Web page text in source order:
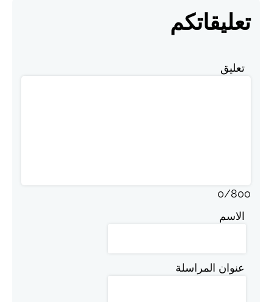
تعليقاتكم
تعليق
0/800
الاسم
عنوان المراسلة